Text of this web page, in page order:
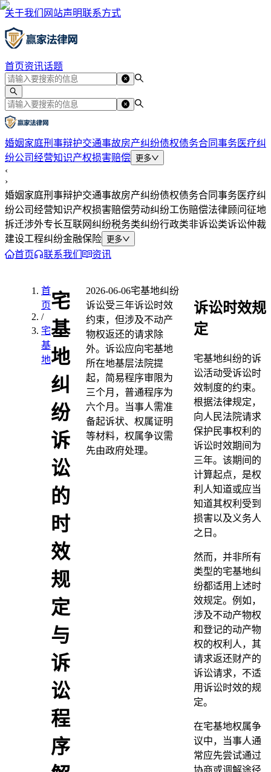
关于我们 网站声明联系方式
首页资讯话题
婚姻家庭刑事辩护交通事故房产纠纷债权债务合同事务医疗纠
纷公司经营知识产权损害赔偿 更多
‹
›
婚姻家庭刑事辩护交通事故房产纠纷债权债务合同事务医疗纠
纷公司经营知识产权损害赔偿劳动纠纷工伤赔偿法律顾问征地
拆迁涉外专长互联网纠纷税务类纠纷行政类非诉讼类诉讼仲裁
建设工程纠纷金融保险 更多
首页 联系我们 资讯
首
页
/
宅
基
地
宅
基
地
纠
纷
诉
讼
的
时
效
规
定
与
诉
讼
程
序
2026-06-06宅基地纠纷
诉讼受三年诉讼时效
约束，但涉及不动产
物权返还的请求除
外。诉讼应向宅基地
所在地基层法院提
起，简易程序审限为
三个月，普通程序为
六个月。当事人需准
备起诉状、权属证明
等材料，权属争议需
先由政府处理。
诉讼时效规
定
宅基地纠纷的诉
讼活动受诉讼时
效制度的约束。
根据法律规定，
向人民法院请求
保护民事权利的
诉讼时效期间为
三年。该期间的
计算起点，是权
利人知道或应当
知道其权利受到
损害以及义务人
之日。
然而，并非所有
类型的宅基地纠
纷都适用上述时
效规定。例如，
涉及不动产物权
和登记的动产物
权的权利人，其
请求返还财产的
诉讼请求，不适
用诉讼时效的规
定。
在宅基地权属争
议中，当事人通
常应先尝试通过
协商或调解途径